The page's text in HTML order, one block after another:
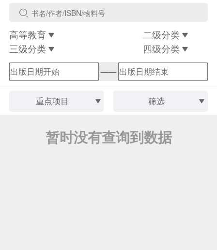
高等教育
二级分类
三级分类
四级分类
——
重点项目 筛选
暂时没有查询到数据